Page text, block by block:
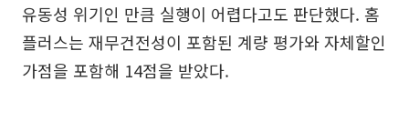
유동성 위기인 만큼 실행이 어렵다고도 판단했다. 홈
플러스는 재무건전성이 포함된 계량 평가와 자체할인
가점을 포함해 14점을 받았다.